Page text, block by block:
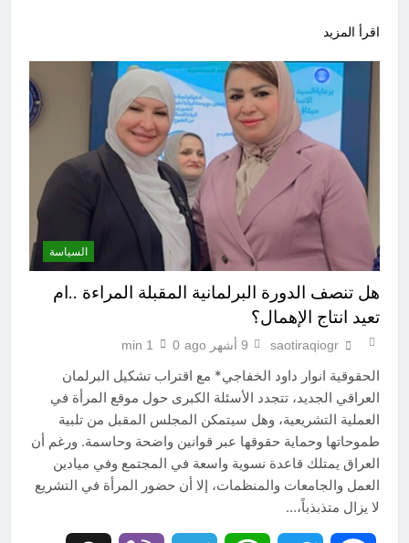
اقرأ المزيد
السياسة
هل تنصف الدورة البرلمانية المقبلة المراءة ..ام
تعيد انتاج الإهمال؟
saotiraqiogr 9 أشهر ago 0
1 min
الحقوقية انوار داود الخفاجي* مع اقتراب تشكيل البرلمان
العراقي الجديد، تتجدد الأسئلة الكبرى حول موقع المرأة في
العملية التشريعية، وهل سيتمكن المجلس المقبل من تلبية
طموحاتها وحماية حقوقها عبر قوانين واضحة وحاسمة. ورغم أن
العراق يمتلك قاعدة نسوية واسعة في المجتمع وفي ميادين
العمل والجامعات والمنظمات، إلا أن حضور المرأة في التشريع
لا يزال متذبذباً،…